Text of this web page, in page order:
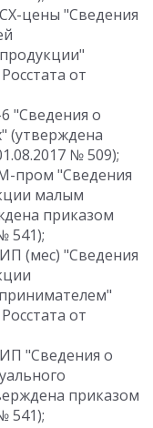
цены "Сведения
от
"Сведения о
(утверждена
№ 509);
пром "Сведения
малым
приказом
541);
(мес) "Сведения
от
"Сведения о
приказом
541);